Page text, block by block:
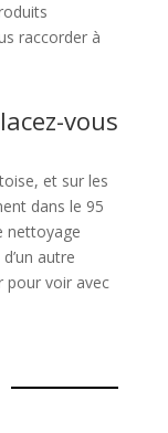
raccorder à
vous
et sur les
dans le 95
nettoyage
autre
pour voir avec